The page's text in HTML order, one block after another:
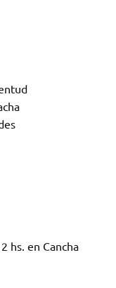
hs. en Cancha